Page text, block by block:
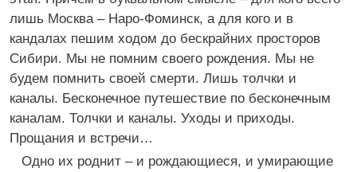
лишь Москва – Наро-Фоминск, а для кого и в
кандалах пешим ходом до бескрайних просторов
Сибири. Мы не помним своего рождения. Мы не
будем помнить своей смерти. Лишь толчки и
каналы. Бесконечное путешествие по бесконечным
каналам. Толчки и каналы. Уходы и приходы.
Прощания и встречи…
Одно их роднит – и рождающиеся, и умирающие